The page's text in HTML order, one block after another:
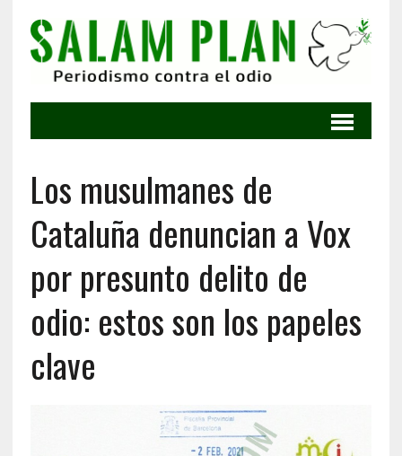
Los musulmanes de
Cataluña denuncian a Vox
por presunto delito de
odio: estos son los papeles
clave